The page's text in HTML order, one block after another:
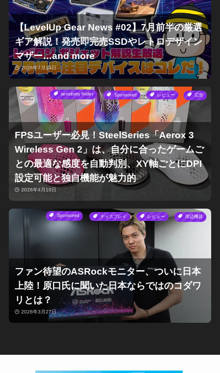
【LevelUp Gear News #02】7月前半の厳選
ギア解説！発売即完売SSDやレトロデザイン
マザー…and more
2026年7月13日
sensitivity finder Sponsored レビュー 広告
FPSユーザー必見！SteelSeries「Aerox 3
Wireless Gen 2」は、自分に合ったゲームご
との最適な感度を自動判別、XY軸ごとにDPI
設定可能と独自機能が魅力的
2026年4月16日
Sponsored ディスプレイ レビュー 周辺機器
ファン待望のASRockモニター、ついに日本
上陸！原口氏に聞いた日本ならではのコダワ
リとは？
2026年3月27日